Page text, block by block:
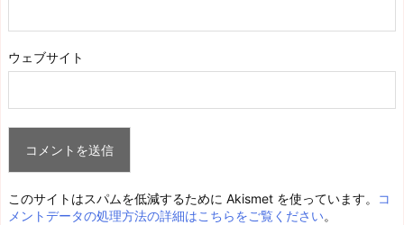
ウェブサイト
このサイトはスパムを低減するために Akismet を使っています。
コ
メントデータの処理方法の詳細はこちらをご覧ください。